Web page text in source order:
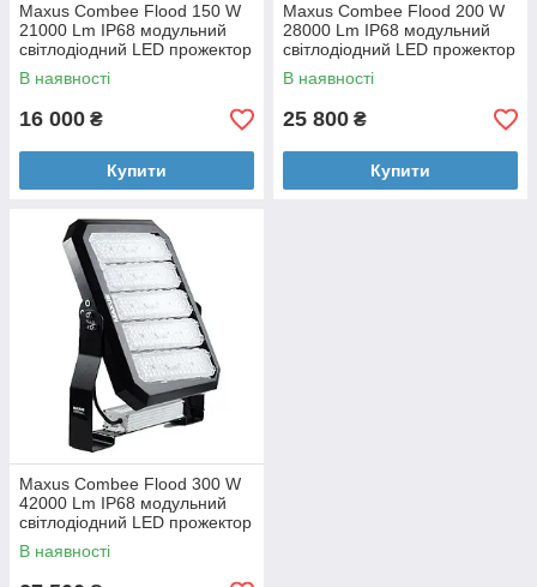
Maxus Combee Flood 150 W
21000 Lm IP68 модульний
світлодіодний LED прожектор
(3 модулі)
В наявності
16 000 ₴
Купити
Maxus Combee Flood 200 W
28000 Lm IP68 модульний
світлодіодний LED прожектор
(4 модулі)
В наявності
25 800 ₴
Купити
Maxus Combee Flood 300 W
42000 Lm IP68 модульний
світлодіодний LED прожектор
(6 модулів)
В наявності